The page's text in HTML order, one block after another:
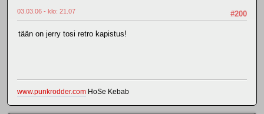
#200
03.03.06 - klo: 21.07
tään on jerry tosi retro kapistus!
www.punkrodder.com HoSe Kebab